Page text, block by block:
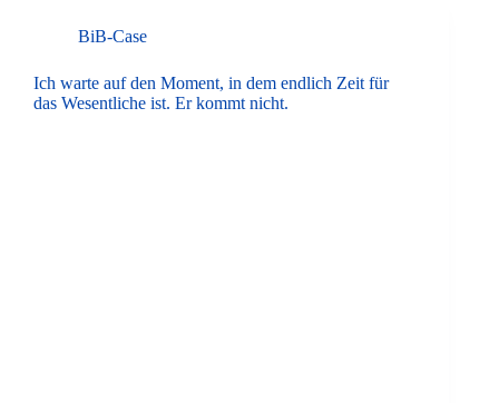
BiB-Case
Ich warte auf den Moment, in dem endlich Zeit für
das Wesentliche ist. Er kommt nicht.